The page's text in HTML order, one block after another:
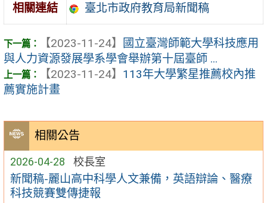
相關公告
2026-04-28 校長室
新聞稿-麗山高中科學人文兼備，英語辯論、醫療
科技競賽雙傳捷報
相關連結 臺北市政府教育局新聞稿
【2023-11-24】
國立臺灣師範大學科技應用
與人力資源發展學系學會舉辦第十屆臺師 ...
【2023-11-24】 113年大學繁星推薦校內推
薦實施計畫